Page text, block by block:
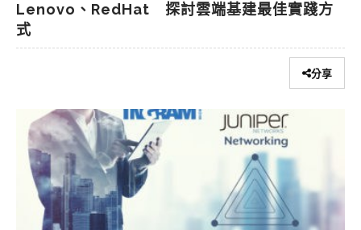
Lenovo、RedHat 探討雲端基建最佳實踐方
式
分享